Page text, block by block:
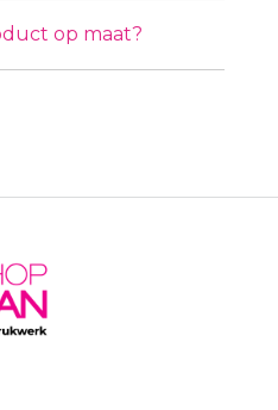
op maat?